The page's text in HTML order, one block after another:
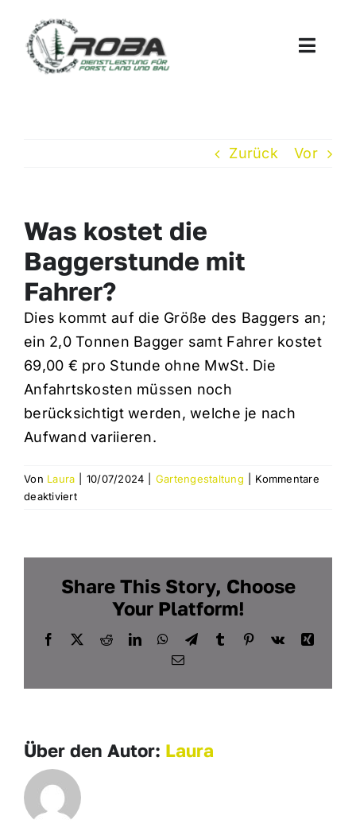
Inhalt
springen
Toggle
LEISTUNGEN
FAQ
KONTAKT
JETZT ANRUFEN
Zurück Vor
Was kostet die
Baggerstunde mit
Fahrer?
Dies kommt auf die Größe des Baggers an;
ein 2,0 Tonnen Bagger samt Fahrer kostet
69,00 € pro Stunde ohne MwSt. Die
Anfahrtskosten müssen noch
berücksichtigt werden, welche je nach
Aufwand variieren.
Von Laura 10/07/2024 Gartengestaltung
Kommentare
deaktiviertfür
mit
Fahrer?
Share This Story, Choose
Your Platform!
Facebook
TwitterRedditLinkedInWhatsApp
TelegramTumblr Pinterest
Vk
Xing
E-
Über den Autor: Laura